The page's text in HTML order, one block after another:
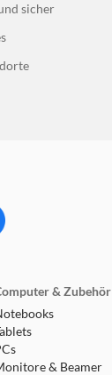
sicher
& Zubehör
& Beamer